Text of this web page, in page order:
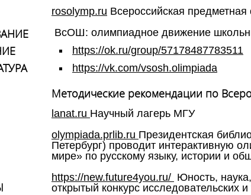
rosolymp.ru Всероссийская
ВсОШ: олимпиадное движение
https://ok.ru/group/57178487783511
https://vk.com/vsosh.olimpiada
Методические рекомендации по
lanat.ru Научный лагерь МГУ
olympiada.prlib.ru Президентская
Петербург) проводит интерактивную
мире» по русскому языку, истории и
https://new.future4you.ru/ Юность,
открытый конкурс исследовательских